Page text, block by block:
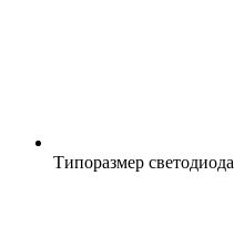
Типоразмер светодиода